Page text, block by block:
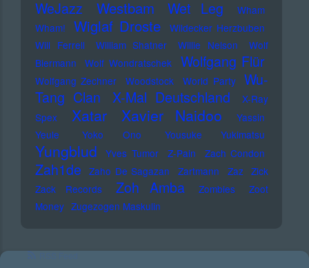
WeJazz Westbam Wet Leg
Wham
Wham!
Wiglaf Droste
Wildecker Herzbuben
Will Ferrell
William Shatner Willie Nelson
Wolf
Biermann
Wolf Wondratschek Wolfgang Flür
Wolfgang Zechner Woodstock World Party
Wu-
Tang Clan
X-Mal Deutschland
X-Ray
Spex
Xatar Xavier Naidoo
Yassin
Yeule
Yoko Ono Yousuke Yukimatsu
Yungblud Yves Tumor Z-Pain Zach Condon
Zah1de Zaho De Sagazan Zartmann Zaz Zick
Zack Records
Zoh Amba Zombies
Zoot
Money Zugezogen Maskulin